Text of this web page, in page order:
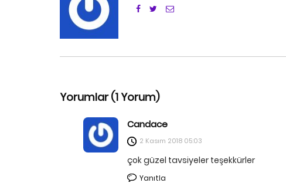
Yorumlar (1 Yorum)
Candace
2 Kasım 2018 05:03
çok güzel tavsiyeler teşekkürler
Yanıtla